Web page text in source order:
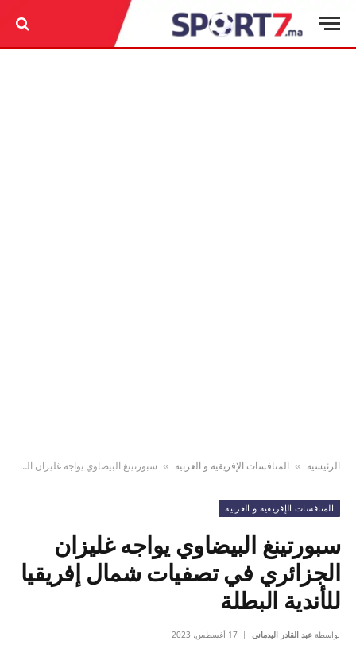
الرئيسية » المنافسات الإفريقية و العربية » سبورتينغ البيضاوي يواجه غليزان الجزائري في تصفيات شمال إفريقيا للأندية البطلة
المنافسات الإفريقية و العربية
سبورتينغ البيضاوي يواجه غليزان
الجزائري في تصفيات شمال إفريقيا
للأندية البطلة
بواسطة عبد القادر اليدماني 17 أغسطس، 2023